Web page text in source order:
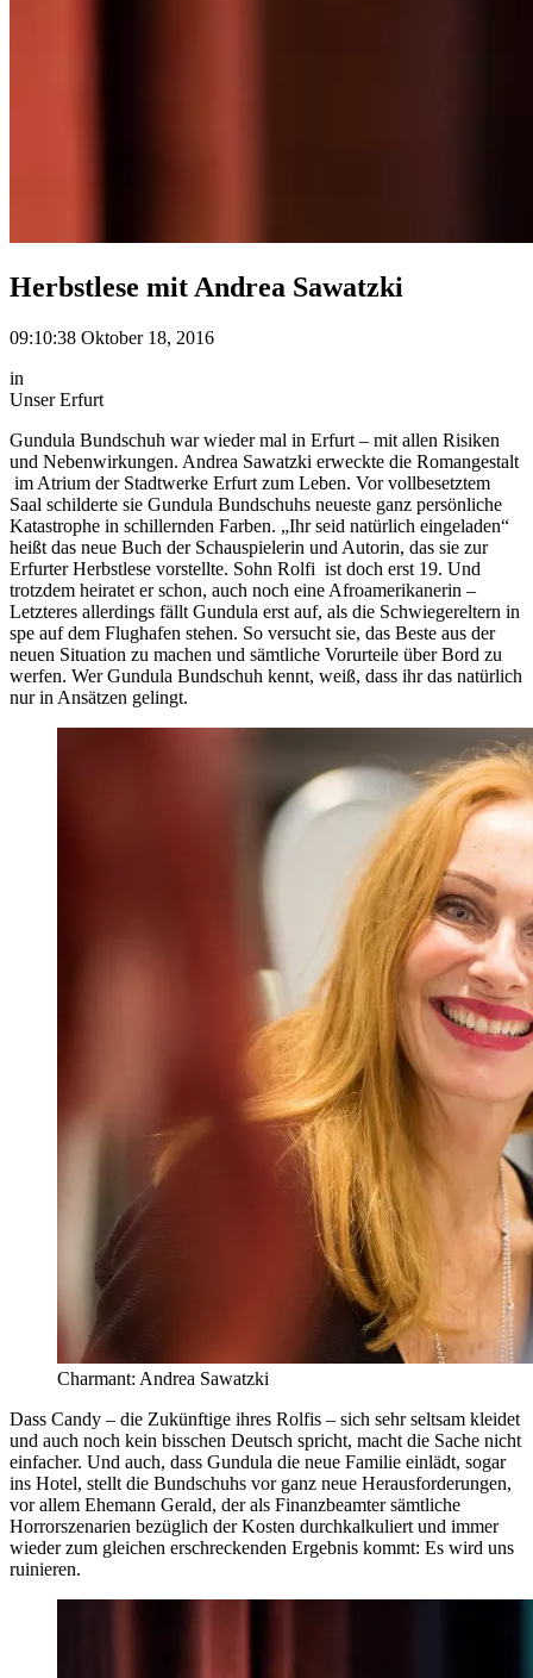
Herbstlese mit Andrea Sawatzki
09:10:38 Oktober 18, 2016
in
Unser Erfurt
Gundula Bundschuh war wieder mal in Erfurt – mit allen Risiken
und Nebenwirkungen. Andrea Sawatzki erweckte die Romangestalt
im Atrium der Stadtwerke Erfurt zum Leben. Vor vollbesetztem
Saal schilderte sie Gundula Bundschuhs neueste ganz persönliche
Katastrophe in schillernden Farben. „Ihr seid natürlich eingeladen“
heißt das neue Buch der Schauspielerin und Autorin, das sie zur
Erfurter Herbstlese vorstellte. Sohn Rolfi ist doch erst 19. Und
trotzdem heiratet er schon, auch noch eine Afroamerikanerin –
Letzteres allerdings fällt Gundula erst auf, als die Schwiegereltern in
spe auf dem Flughafen stehen. So versucht sie, das Beste aus der
neuen Situation zu machen und sämtliche Vorurteile über Bord zu
werfen. Wer Gundula Bundschuh kennt, weiß, dass ihr das natürlich
nur in Ansätzen gelingt.
Charmant: Andrea Sawatzki
Dass Candy – die Zukünftige ihres Rolfis – sich sehr seltsam kleidet
und auch noch kein bisschen Deutsch spricht, macht die Sache nicht
einfacher. Und auch, dass Gundula die neue Familie einlädt, sogar
ins Hotel, stellt die Bundschuhs vor ganz neue Herausforderungen,
vor allem Ehemann Gerald, der als Finanzbeamter sämtliche
Horrorszenarien bezüglich der Kosten durchkalkuliert und immer
wieder zum gleichen erschreckenden Ergebnis kommt: Es wird uns
ruinieren.